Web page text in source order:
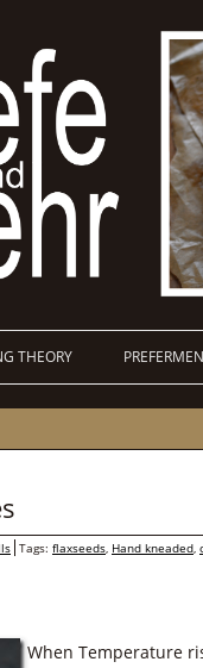
THEORY
Tags: flaxseeds, Hand kneaded,
When Temperature